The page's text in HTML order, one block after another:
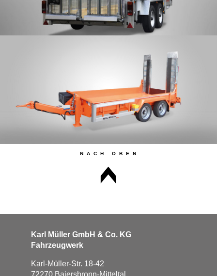
Karl Müller GmbH & Co. KG
Fahrzeugwerk
Karl-Müller-Str. 18-42
72270 Baiersbronn-Mitteltal